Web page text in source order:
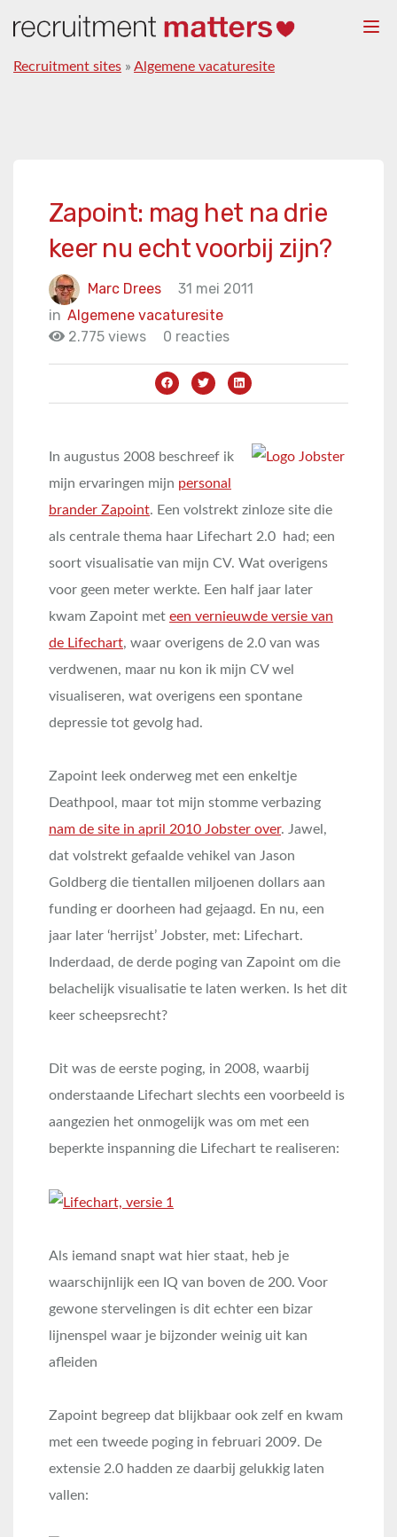
Recruitment sites » Algemene vacaturesite
Zapoint: mag het na drie
keer nu echt voorbij zijn?
Marc Drees
31 mei 2011
in Algemene vacaturesite
2.775 views
0 reacties
In augustus 2008 beschreef ik
mijn ervaringen mijn personal
brander Zapoint. Een volstrekt zinloze site die
als centrale thema haar Lifechart 2.0 had; een
soort visualisatie van mijn CV. Wat overigens
voor geen meter werkte. Een half jaar later
kwam Zapoint met een vernieuwde versie van
de Lifechart, waar overigens de 2.0 van was
verdwenen, maar nu kon ik mijn CV wel
visualiseren, wat overigens een spontane
depressie tot gevolg had.
Zapoint leek onderweg met een enkeltje
Deathpool, maar tot mijn stomme verbazing
nam de site in april 2010 Jobster over. Jawel,
dat volstrekt gefaalde vehikel van Jason
Goldberg die tientallen miljoenen dollars aan
funding er doorheen had gejaagd. En nu, een
jaar later ‘herrijst’ Jobster, met: Lifechart.
Inderdaad, de derde poging van Zapoint om die
belachelijk visualisatie te laten werken. Is het dit
keer scheepsrecht?
Dit was de eerste poging, in 2008, waarbij
onderstaande Lifechart slechts een voorbeeld is
aangezien het onmogelijk was om met een
beperkte inspanning die Lifechart te realiseren:
Als iemand snapt wat hier staat, heb je
waarschijnlijk een IQ van boven de 200. Voor
gewone stervelingen is dit echter een bizar
lijnenspel waar je bijzonder weinig uit kan
afleiden
Zapoint begreep dat blijkbaar ook zelf en kwam
met een tweede poging in februari 2009. De
extensie 2.0 hadden ze daarbij gelukkig laten
vallen: